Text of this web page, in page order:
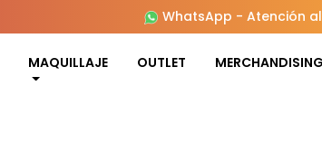
WhatsApp - Atención
MAQUILLAJE OUTLET MERCHANDISING